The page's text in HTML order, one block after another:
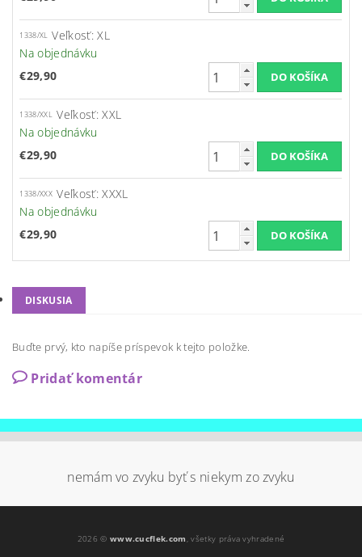
1338/XL Veľkosť: XL
Na objednávku
€29,90
1338/XXL Veľkosť: XXL
Na objednávku
€29,90
1338/XXX Veľkosť: XXXL
Na objednávku
€29,90
DISKUSIA
Buďte prvý, kto napíše príspevok k tejto položke.
Pridať komentár
nemám vo zvyku byť s niekym zo zvyku
2026 © www.cucflek.com, všetky práva vyhradené